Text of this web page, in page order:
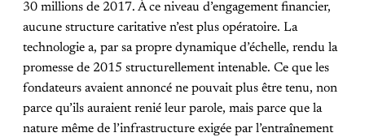
30 millions de 2017. À ce niveau d’engagement financier,
aucune structure caritative n’est plus opératoire. La
technologie a, par sa propre dynamique d’échelle, rendu la
promesse de 2015 structurellement intenable. Ce que les
fondateurs avaient annoncé ne pouvait plus être tenu, non
parce qu’ils auraient renié leur parole, mais parce que la
nature même de l’infrastructure exigée par l’entraînement